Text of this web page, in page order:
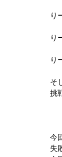
り
り
り
そ
挑
今
失